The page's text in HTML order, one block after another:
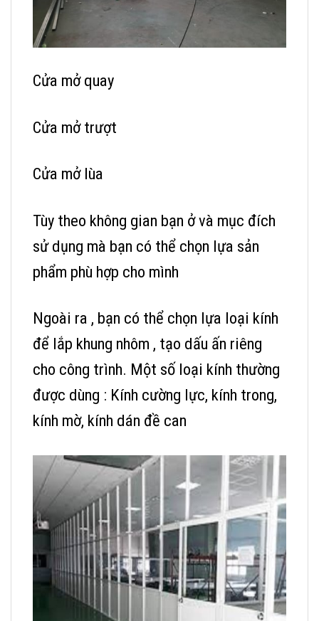
Cửa mở quay
Cửa mở trượt
Cửa mở lùa
Tùy theo không gian bạn ở và mục đích
sử dụng mà bạn có thể chọn lựa sản
phẩm phù hợp cho mình
Ngoài ra , bạn có thể chọn lựa loại kính
để lắp khung nhôm , tạo dấu ấn riêng
cho công trình. Một số loại kính thường
được dùng : Kính cường lực, kính trong,
kính mờ, kính dán đề can